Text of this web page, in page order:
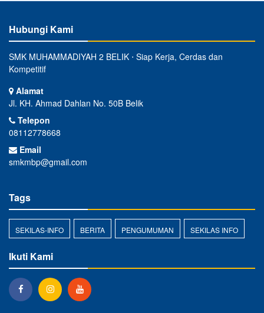
Hubungi Kami
SMK MUHAMMADIYAH 2 BELIK ⋅ Siap Kerja, Cerdas dan
Kompetitif
Alamat
Jl. KH. Ahmad Dahlan No. 50B Belik
Telepon
08112778668
Email
smkmbp@gmail.com
Tags
SEKILAS-INFO BERITA PENGUMUMAN SEKILAS INFO
Ikuti Kami